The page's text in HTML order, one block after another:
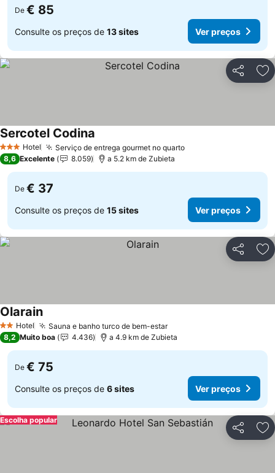
De € 85
Consulte os preços de 13 sites Ver preços
Partilhar
3 EstrelasHotel Serviço de entrega gourmet no quarto
Sercotel Codina
8,6 Excelente 8.059 a 5.2 km de Zubieta
De € 37
Consulte os preços de 15 sites Ver preços
Partilhar
2 Estrelas
Hotel Sauna e banho turco de bem-estar
Olarain
8,2 Muito boa 4.436 a 4.9 km de Zubieta
De € 75
Consulte os preços de 6 sites Ver preços
Partilhar
Escolha popular